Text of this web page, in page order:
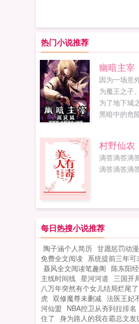
热门小说推荐
幽暗主宰
因为一场意
为魔王之子
为了地下城
黑暗中的危
者，以及从
士。在古老
权杖，从幽
村野仙农
滴答滴答滴
滴答滴答滴
每日热搜小说推荐
陶子涵个人简历 甘愿惩罚动
免费全文阅读 系统提前三年
聂风全文阅读笔趣阁 陈东阳
主线时间线 星河河道 三国开
八万年突然有个女儿结局烂尾了
虎 双修魔尊未删减 法医王妃
河仙盟 NBA控卫从夯到拉排名
住了 身为路人的我在霸总文发